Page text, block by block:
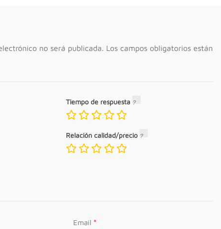
no será publicada. Los campos obligatorios están
Tiempo de respuesta
Relación calidad/precio
Email *